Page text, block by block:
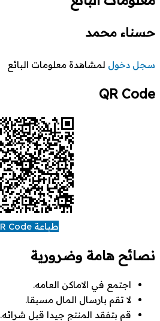
حسناء محمد
سجل دخول لمشاهدة معلومات البائع
QR Code
طباعة QR Code
نصائح هامة وضرورية
اجتمع في الاماكن العامه.
لا تقم بارسال المال مسبقا.
قم بتفقد المنتج جيدا قبل شرائه.